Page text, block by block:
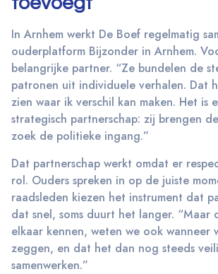
In Arnhem werkt De Boef regelmatig
ouderplatform Bijzonder in Arnhem.
belangrijke partner. “Ze bundelen de
patronen uit individuele verhalen. Dat
zien waar ik verschil kan maken. Het is
strategisch partnerschap: zij brengen
zoek de politieke ingang.”
Dat partnerschap werkt omdat er
rol. Ouders spreken in op de juiste
raadsleden kiezen het instrument dat
dat snel, soms duurt het langer. “Maar
elkaar kennen, weten we ook wanneer
zeggen, en dat het dan nog steeds
samenwerken.”